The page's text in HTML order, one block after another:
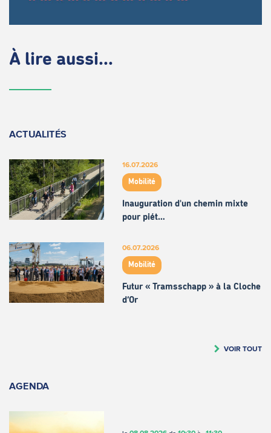
À lire aussi...
ACTUALITÉS
16.07.2026
Mobilité
Inauguration d'un chemin mixte
pour piét…
06.07.2026
Mobilité
Futur « Tramsschapp » à la Cloche
d’Or
VOIR TOUT
AGENDA